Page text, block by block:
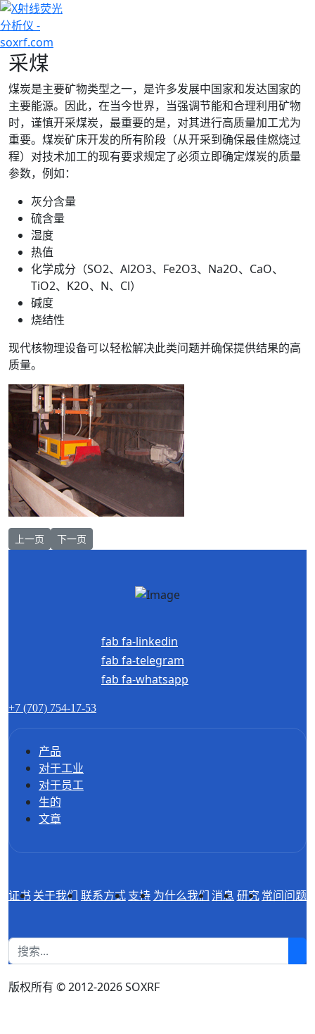
采煤
煤炭是主要矿物类型之一，是许多发展中国家和发达国家的
主要能源。因此，在当今世界，当强调节能和合理利用矿物
时，谨慎开采煤炭，最重要的是，对其进行高质量加工尤为
重要。煤炭矿床开发的所有阶段（从开采到确保最佳燃烧过
程）对技术加工的现有要求规定了必须立即确定煤炭的质量
参数，例如：
灰分含量
硫含量
湿度
热值
化学成分（SO2、Al2O3、Fe2O3、Na2O、CaO、
TiO2、K2O、N、Cl）
碱度
烧结性
现代核物理设备可以轻松解决此类问题并确保提供结果的高
质量。
上一篇文章: 钡-133
上一页 下一篇文章: DP5
下一页
fab fa-linkedin
fab fa-telegram
fab fa-whatsapp
+7 (707) 754-17-53
产品
对于工业
对于员工
生的
文章
证书 关于我们 联系方式支持 为什么我们消息 研究 常问问题
1
版权所有 © 2012-2026 SOXRF